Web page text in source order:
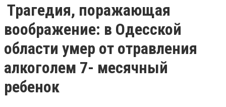
Трагедия, поражающая
воображение: в Одесской
области умер от отравления
алкоголем 7- месячный
ребенок